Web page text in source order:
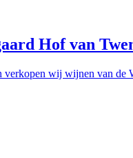
Hof van
wij wijnen van